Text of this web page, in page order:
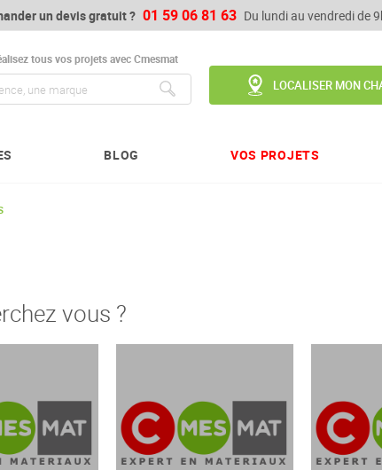
un devis gratuit ? 01 59 06 81 63 Du lundi au vendredi de
tous vos projets avec Cmesmat
LOCALISER MON
BLOG VOS PROJETS
vous ?